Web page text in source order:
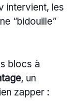
intervient, les
“bidouille”
blocs à
, un
zapper :